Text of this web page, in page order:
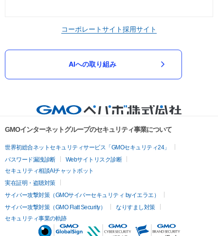
コーポレートサイト採用サイト
AIへの取り組み
GMOインターネットグループのセキュリティ事業について
世界初総合ネットセキュリティサービス「GMOセキュリティ24」
パスワード漏洩診断
Webサイトリスク診断
セキュリティ相談AIチャットボット
実在証明・盗聴対策
サイバー攻撃対策（GMOサイバーセキュリティ byイエラエ）
サイバー攻撃対策（GMO Flatt Security）
なりすまし対策
セキュリティ事業の軌跡